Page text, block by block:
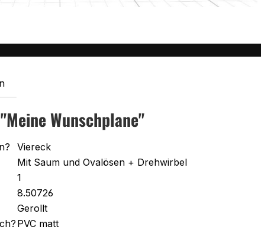
Wunschplane"
Viereck
Mit Saum und Ovalösen + Drehwirbel
1
8.50726
Gerollt
PVC matt